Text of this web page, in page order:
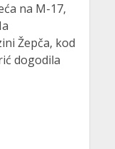
na M-17,
Žepča, kod
dogodila